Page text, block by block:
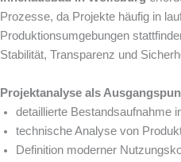
Prozesse, da Projekte häufig in
Produktionsumgebungen
Stabilität, Transparenz und
Projektanalyse als
detaillierte Bestandsaufnahme
technische Analyse von
Definition moderner